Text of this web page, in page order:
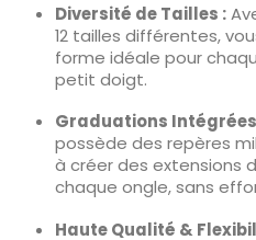
Diversité de Tailles :
12 tailles différentes,
forme idéale pour
petit doigt.
Graduations
possède des repères
à créer des extensions
chaque ongle, sans
Haute Qualité &